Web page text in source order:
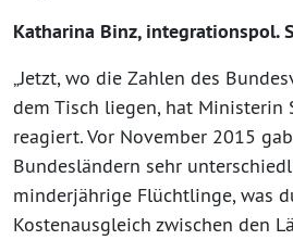
Katharina Binz, integrationspol.
„Jetzt, wo die Zahlen des
dem Tisch liegen, hat Ministerin
reagiert. Vor November 2015
Bundesländern sehr
minderjährige Flüchtlinge, was
Kostenausgleich zwischen den